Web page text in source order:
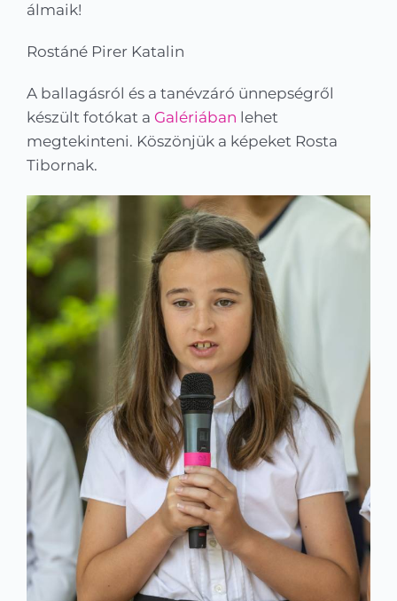
álmaik!
Rostáné Pirer Katalin
A ballagásról és a tanévzáró ünnepségről
készült fotókat a Galériában lehet
megtekinteni. Köszönjük a képeket Rosta
Tibornak.